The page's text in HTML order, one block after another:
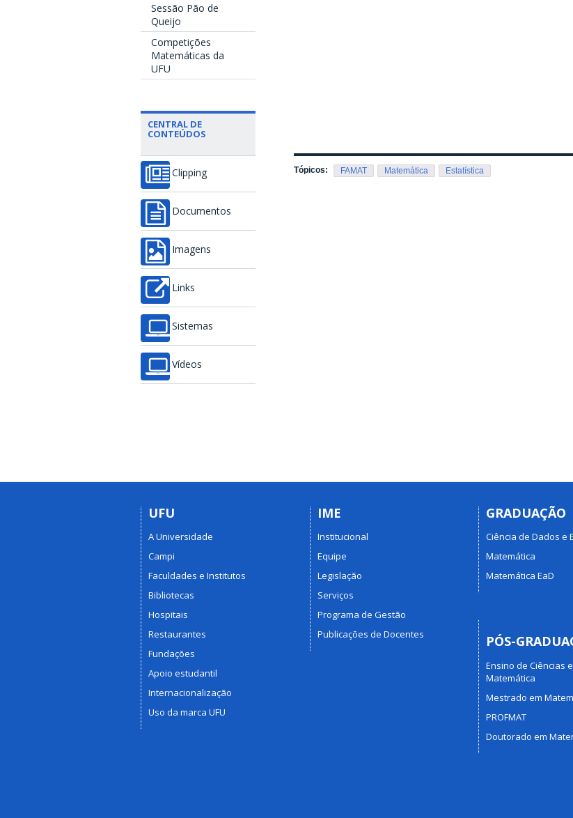
Sessão Pão de
Queijo
Competições
Matemáticas da
UFU
CENTRAL DE
CONTEÚDOS
Clipping
Documentos
Imagens
Links
Sistemas
Vídeos
Tópicos: FAMAT Matemática Estatística
UFU
A Universidade
Campi
Faculdades e Institutos
Bibliotecas
Hospitais
Restaurantes
Fundações
Apoio estudantil
Internacionalização
Uso da marca UFU
IME
Institucional
Equipe
Legislação
Serviços
Programa de Gestão
Publicações de Docentes
GRADUAÇÃO
Ciência de Dados e
Matemática
Matemática EaD
PÓS-
Ensino de Ciências e
Matemática
Mestrado em
PROFMAT
Doutorado em